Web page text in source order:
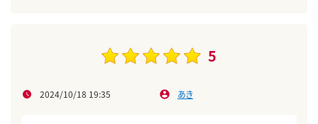
5
2024/10/18 19:35 あき